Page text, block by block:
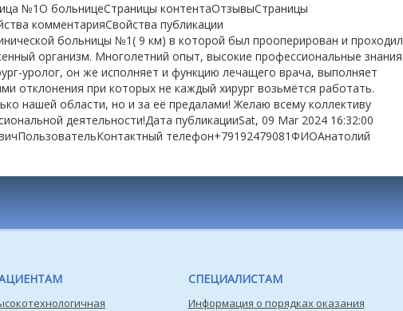
№1О больницеСтраницы контентаОтзывыСтраницы
комментарияСвойства публикации
больницы №1( 9 км) в которой был прооперирован и проходил
организм. Многолетний опыт, высокие профессиональные знания
уролог, он же исполняет и функцию лечащего врача, выполняет
отклонения при которых не каждый хирург возьмётся работать.
нашей области, но и за её предалами! Желаю всему коллективу
деятельности!Дата публикацииSat, 09 Mar 2024 16:32:00
телефон+79192479081ФИОАнатолий
СПЕЦИАЛИСТАМ
Информация о порядках оказания